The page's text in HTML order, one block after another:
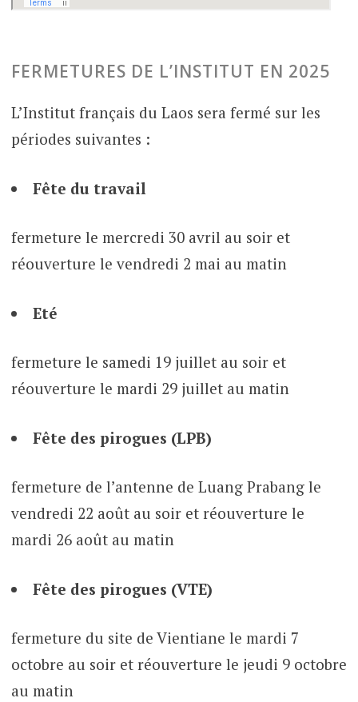
FERMETURES DE L’INSTITUT EN 2025
L’Institut français du Laos sera fermé sur les
périodes suivantes :
Fête du travail
fermeture le mercredi 30 avril au soir et
réouverture le vendredi 2 mai au matin
Eté
fermeture le samedi 19 juillet au soir et
réouverture le mardi 29 juillet au matin
Fête des pirogues (LPB)
fermeture de l’antenne de Luang Prabang le
vendredi 22 août au soir et réouverture le
mardi 26 août au matin
Fête des pirogues (VTE)
fermeture du site de Vientiane le mardi 7
octobre au soir et réouverture le jeudi 9 octobre
au matin